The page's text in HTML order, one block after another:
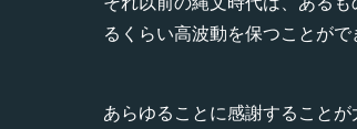
るくらい高波動を保つことがで
あらゆることに感謝すること